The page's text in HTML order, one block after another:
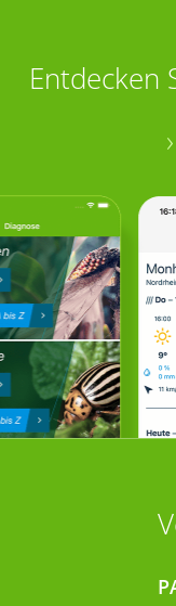
Entdecken